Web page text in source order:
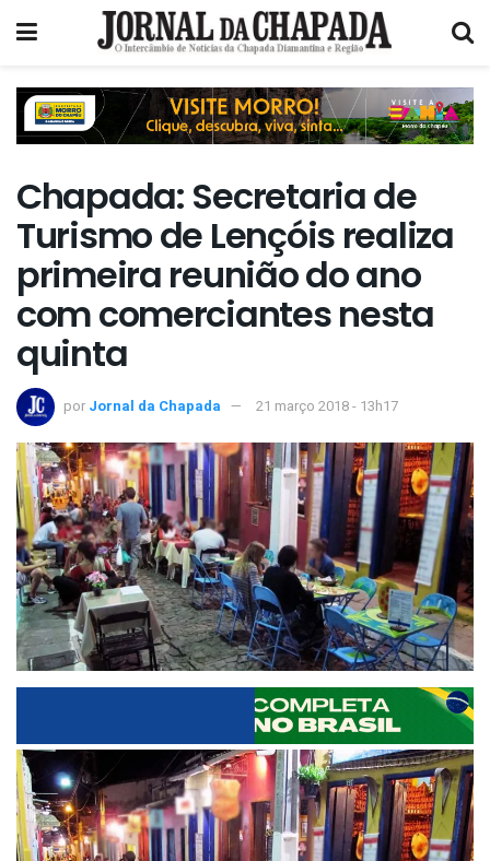
Chapada: Secretaria de
Turismo de Lençóis realiza
primeira reunião do ano
com comerciantes nesta
quinta
por Jornal da Chapada 21 março 2018 - 13h17